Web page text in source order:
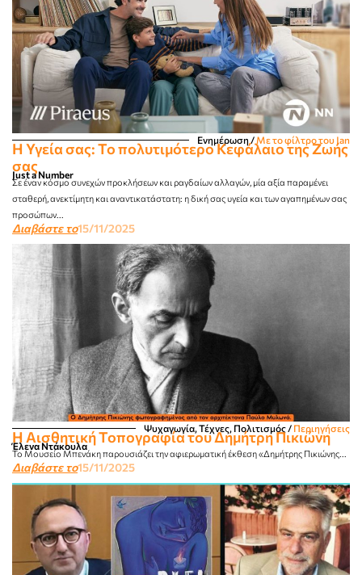
Ενημέρωση / Με το φίλτρο του Jan
Η Υγεία σας: Το πολυτιμότερο Κεφάλαιο της Ζωής
σας
Just a Number
Σε έναν κόσμο συνεχών προκλήσεων και ραγδαίων αλλαγών, μία αξία παραμένει
σταθερή, ανεκτίμητη και αναντικατάστατη: η δική σας υγεία και των αγαπημένων σας
προσώπων...
Διαβάστε το15/11/2025
Ψυχαγωγία, Τέχνες, Πολιτισμός / Περιηγήσεις
Η Αισθητική Τοπογραφία του Δημήτρη Πικιώνη
Έλενα Ντάκουλα
Το Μουσείο Μπενάκη παρουσιάζει την αφιερωματική έκθεση «Δημήτρης Πικιώνης...
Διαβάστε το15/11/2025